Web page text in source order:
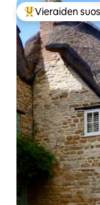
Vieraiden
Vieraiden